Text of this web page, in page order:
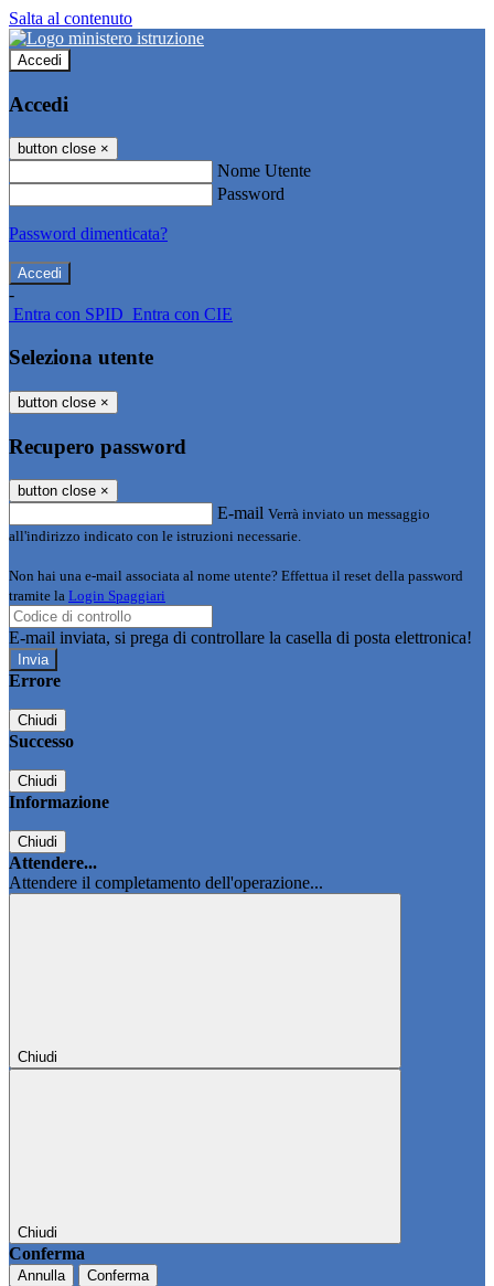
Salta al contenuto
Accedi
Accedi
button close ×
Nome Utente
Password
Password dimenticata?
-
Entra con SPID Entra con CIE
Seleziona utente
button close ×
Recupero password
button close ×
E-mail Verrà inviato un messaggio
all'indirizzo indicato con le istruzioni necessarie.
Non hai una e-mail associata al nome utente? Effettua il reset della password
tramite la Login Spaggiari
E-mail inviata, si prega di controllare la casella di posta elettronica!
Errore
Chiudi
Successo
Chiudi
Informazione
Chiudi
Attendere...
Attendere il completamento dell'operazione...
Chiudi
Chiudi
Conferma
Annulla Conferma